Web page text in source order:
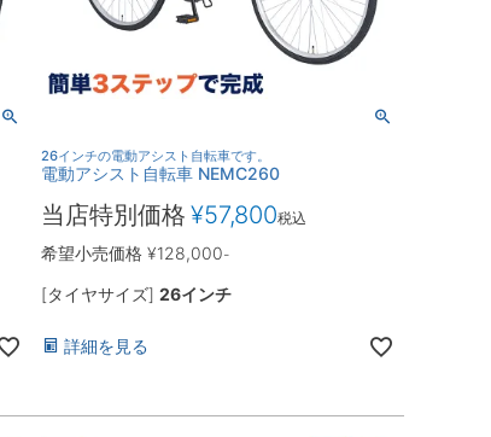
26インチの電動アシスト自転車です。
電動アシスト自転車 NEMC260
希望小売価格 ¥128,000-
当店特別価格 ¥57,800税込
[タイヤサイズ] 26インチ
詳細を見る